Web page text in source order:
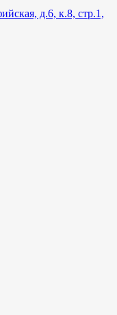
д.6, к.8, стр.1,